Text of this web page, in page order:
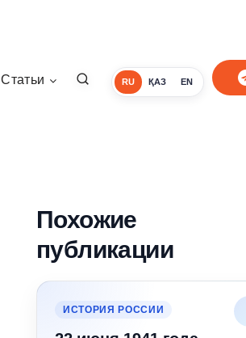
RU ҚАЗ EN
Статьи
Похожие
публикации
ИСТОРИЯ РОССИИ